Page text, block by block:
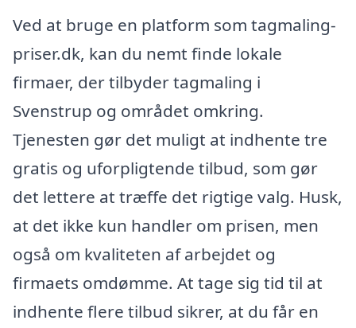
Ved at bruge en platform som tagmaling-
priser.dk, kan du nemt finde lokale
firmaer, der tilbyder tagmaling i
Svenstrup og området omkring.
Tjenesten gør det muligt at indhente tre
gratis og uforpligtende tilbud, som gør
det lettere at træffe det rigtige valg. Husk,
at det ikke kun handler om prisen, men
også om kvaliteten af arbejdet og
firmaets omdømme. At tage sig tid til at
indhente flere tilbud sikrer, at du får en